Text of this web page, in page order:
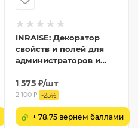
INRAISE: Декоратор
свойств и полей для
администраторов и
1 575 ₽/шт
2 100₽ -25%
+ 78.75 вернем баллами